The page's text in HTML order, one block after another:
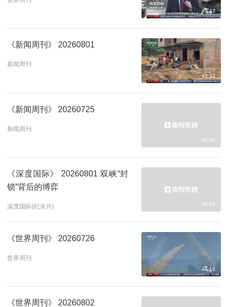
43:47
《新闻周刊》 20260801
新闻周刊
43:32
《新闻周刊》 20260725
新闻周刊
43:48
《深度国际》 20260801 双峡“封
锁”背后的博弈
深度国际(纪录片) 26:19
《世界周刊》 20260726
世界周刊
44:18
《世界周刊》 20260802